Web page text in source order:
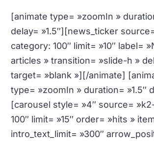
[animate type= »zoomIn »
delay= »1.5″][news_ticker
category: 100″ limit= »10″ label=
articles » transition= »slide-h »
target= »blank »][/animate]
type= »zoomIn » duration= »1.5″
[carousel style= »4″ source=
100″ limit= »15″ order= »hits »
intro_text_limit= »300″